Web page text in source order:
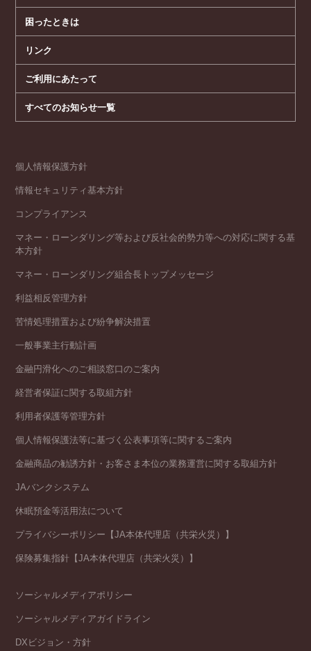
困ったときは
リンク
ご利用にあたって
すべてのお知らせ一覧
個人情報保護方針
情報セキュリティ基本方針
コンプライアンス
マネー・ローンダリング等および反社会的勢力等への対応に関する基
本方針
マネー・ローンダリング組合長トップメッセージ
利益相反管理方針
苦情処理措置および紛争解決措置
一般事業主行動計画
金融円滑化へのご相談窓口のご案内
経営者保証に関する取組方針
利用者保護等管理方針
個人情報保護法等に基づく公表事項等に関するご案内
金融商品の勧誘方針・お客さま本位の業務運営に関する取組方針
JAバンクシステム
休眠預金等活用法について
プライバシーポリシー【JA本体代理店（共栄火災）】
保険募集指針【JA本体代理店（共栄火災）】
ソーシャルメディアポリシー
ソーシャルメディアガイドライン
DXビジョン・方針